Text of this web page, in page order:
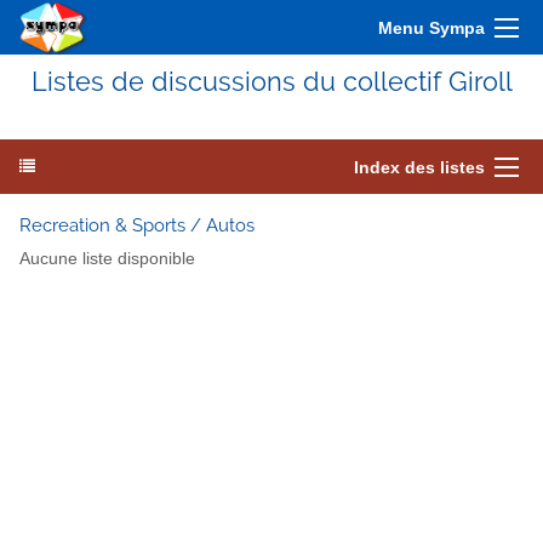
Menu Sympa
Listes de discussions du collectif Giroll
Index des listes
Recreation & Sports / Autos
Aucune liste disponible